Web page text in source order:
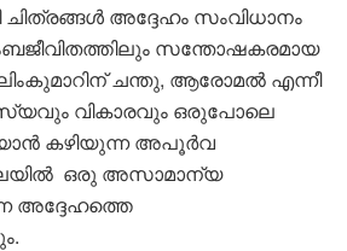
ചിത്രങ്ങൾ അദ്ദേഹം സംവിധാനം
സന്തോഷകരമായ
ചന്തു, ആരോമൽ എന്നീ
വികാരവും ഒരുപോലെ
കഴിയുന്ന അപൂർവ
ഒരു അസാമാന്യ
അദ്ദേഹത്തെ